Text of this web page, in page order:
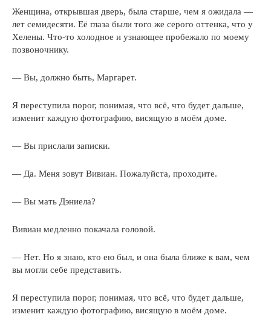
Женщина, открывшая дверь, была старше, чем я ожидала —
лет семидесяти. Её глаза были того же серого оттенка, что у
Хелены. Что-то холодное и узнающее пробежало по моему
позвоночнику.
— Вы, должно быть, Маргарет.
Я переступила порог, понимая, что всё, что будет дальше,
изменит каждую фотографию, висящую в моём доме.
— Вы прислали записки.
— Да. Меня зовут Вивиан. Пожалуйста, проходите.
— Вы мать Дэниела?
Вивиан медленно покачала головой.
— Нет. Но я знаю, кто ею был, и она была ближе к вам, чем
вы могли себе представить.
Я переступила порог, понимая, что всё, что будет дальше,
изменит каждую фотографию, висящую в моём доме.